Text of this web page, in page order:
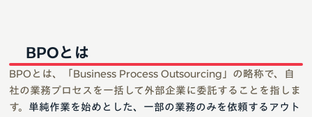
BPOとは
BPOとは、「Business Process Outsourcing」の略称で、自
社の業務プロセスを一括して外部企業に委託することを指しま
す。 単純作業を始めとした、一部の業務のみを依頼するアウト